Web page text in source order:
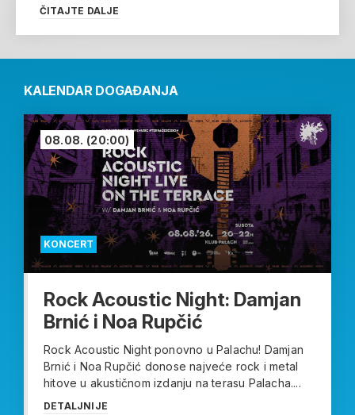
ČITAJTE DALJE
KALENDAR DOGAĐANJA
KONCERT
08.08. (20:00)
Rock Acoustic Night: Damjan
Brnić i Noa Rupčić
Rock Acoustic Night ponovno u Palachu! Damjan
Brnić i Noa Rupčić donose najveće rock i metal
hitove u akustičnom izdanju na terasu Palacha....
DETALJNIJE